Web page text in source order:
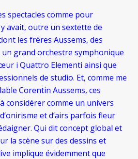
spectacles comme pour
avait, outre un sextette de
les frères Aussems, des
grand orchestre symphonique
i Quattro Elementi ainsi que
de studio. Et, comme me
Corentin Aussems, ces
considérer comme un univers
et d’airs parfois fleur
Qui dit concept global et
la scène sur des dessins et
implique évidemment que